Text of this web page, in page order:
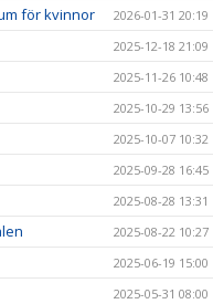
för kvinnor 2026-01-31 20:19
2025-12-18 21:09
2025-11-26 10:48
2025-10-29 13:56
2025-10-07 10:32
2025-09-28 16:45
2025-08-28 13:31
2025-08-22 10:27
2025-06-19 15:00
2025-05-31 08:00